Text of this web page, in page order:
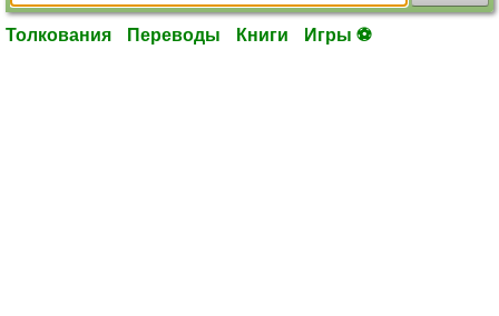
Толкования Переводы Книги Игры ⚽